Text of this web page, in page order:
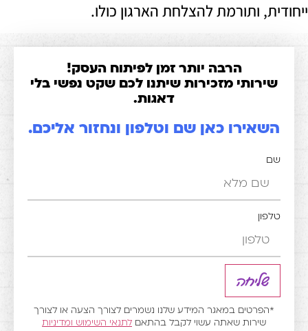
ותורמת להצלחת הארגון כולו.
הרבה יותר זמן לפיתוח העסק!
מזכירות שיתנו לכם שקט נפשי בלי
דאגות.
כאן שם וטלפון ונחזור אליכם.
במאגר המידע שלנו נשמרים לצורך הצעה או לצורך
שירות שאתה עשוי לקבל בהתאםלתנאי השימושומדיניות